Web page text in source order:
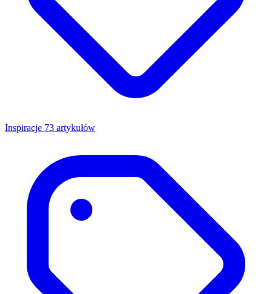
Inspiracje 73 artykułów